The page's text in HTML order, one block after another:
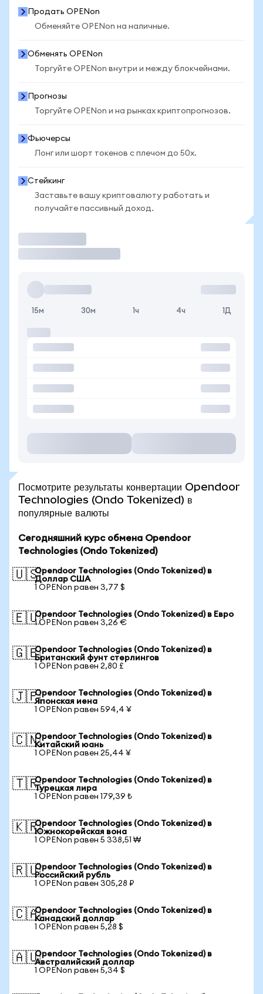
Продать OPENon
Обменяйте OPENon на наличные.
Обменять OPENon
Торгуйте OPENon внутри и между блокчейнами.
Прогнозы
Торгуйте OPENon и на рынках криптопрогнозов.
Фьючерсы
Лонг или шорт токенов с плечом до 50x.
Стейкинг
Заставьте вашу криптовалюту работать и
получайте пассивный доход.
15м 30м 1ч 4ч 1Д
Посмотрите результаты конвертации Opendoor
Technologies (Ondo Tokenized) в
популярные валюты
Сегодняшний курс обмена Opendoor
Technologies (Ondo Tokenized)
🇺🇸Opendoor Technologies (Ondo Tokenized) в
Доллар США
1 OPENon равен 3,77 $
🇪🇺Opendoor Technologies (Ondo Tokenized) в Евро
1 OPENon равен 3,26 €
🇬🇧Opendoor Technologies (Ondo Tokenized) в
Британский фунт стерлингов
1 OPENon равен 2,80 £
🇯🇵Opendoor Technologies (Ondo Tokenized) в
Японская иена
1 OPENon равен 594,4 ¥
🇨🇳Opendoor Technologies (Ondo Tokenized) в
Китайский юань
1 OPENon равен 25,44 ¥
🇹🇷Opendoor Technologies (Ondo Tokenized) в
Турецкая лира
1 OPENon равен 179,39 ₺
🇰🇷Opendoor Technologies (Ondo Tokenized) в
Южнокорейская вона
1 OPENon равен 5 338,51 ₩
🇷🇺Opendoor Technologies (Ondo Tokenized) в
Российский рубль
1 OPENon равен 305,28 ₽
🇨🇦Opendoor Technologies (Ondo Tokenized) в
Канадский доллар
1 OPENon равен 5,28 $
🇦🇺Opendoor Technologies (Ondo Tokenized) в
Австралийский доллар
1 OPENon равен 5,34 $